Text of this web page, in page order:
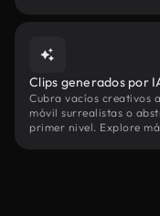
Clips generados por
Cubra vacíos creativos
móvil surrealistas o
primer nivel. Explore